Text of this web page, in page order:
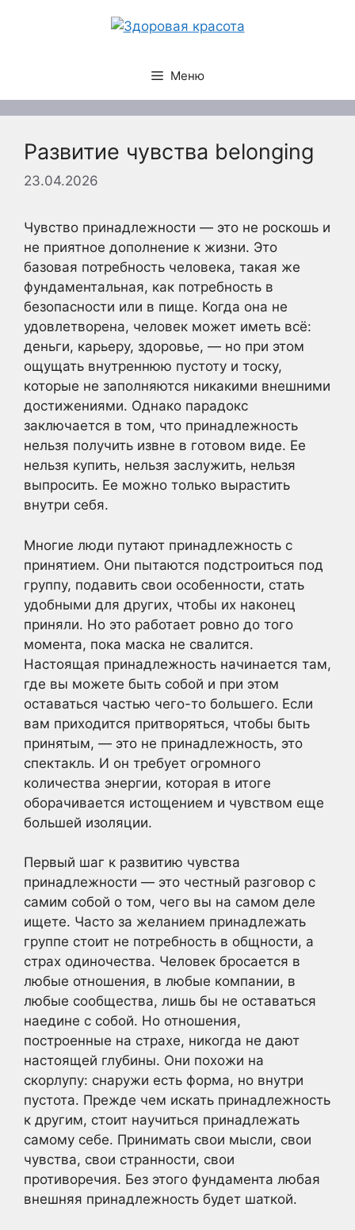
Меню
Развитие чувства belonging
23.04.2026
Чувство принадлежности — это не роскошь и
не приятное дополнение к жизни. Это
базовая потребность человека, такая же
фундаментальная, как потребность в
безопасности или в пище. Когда она не
удовлетворена, человек может иметь всё:
деньги, карьеру, здоровье, — но при этом
ощущать внутреннюю пустоту и тоску,
которые не заполняются никакими внешними
достижениями. Однако парадокс
заключается в том, что принадлежность
нельзя получить извне в готовом виде. Ее
нельзя купить, нельзя заслужить, нельзя
выпросить. Ее можно только вырастить
внутри себя.
Многие люди путают принадлежность с
принятием. Они пытаются подстроиться под
группу, подавить свои особенности, стать
удобными для других, чтобы их наконец
приняли. Но это работает ровно до того
момента, пока маска не свалится.
Настоящая принадлежность начинается там,
где вы можете быть собой и при этом
оставаться частью чего-то большего. Если
вам приходится притворяться, чтобы быть
принятым, — это не принадлежность, это
спектакль. И он требует огромного
количества энергии, которая в итоге
оборачивается истощением и чувством еще
большей изоляции.
Первый шаг к развитию чувства
принадлежности — это честный разговор с
самим собой о том, чего вы на самом деле
ищете. Часто за желанием принадлежать
группе стоит не потребность в общности, а
страх одиночества. Человек бросается в
любые отношения, в любые компании, в
любые сообщества, лишь бы не оставаться
наедине с собой. Но отношения,
построенные на страхе, никогда не дают
настоящей глубины. Они похожи на
скорлупу: снаружи есть форма, но внутри
пустота. Прежде чем искать принадлежность
к другим, стоит научиться принадлежать
самому себе. Принимать свои мысли, свои
чувства, свои странности, свои
противоречия. Без этого фундамента любая
внешняя принадлежность будет шаткой.